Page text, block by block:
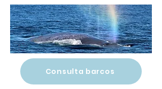
Consulta barcos